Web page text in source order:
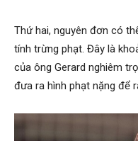
Thứ hai, nguyên đơn có
tính trừng phạt. Đây là
của ông Gerard nghiêm
đưa ra hình phạt nặng để